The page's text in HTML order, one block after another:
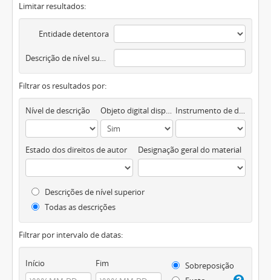
Limitar resultados:
Entidade detentora
Descrição de nível superior
Filtrar os resultados por:
Nível de descrição Objeto digital disponível Instrumento de descrição documental
Estado dos direitos de autor Designação geral do material
Descrições de nível superior
Todas as descrições
Filtrar por intervalo de datas:
Início Fim
Sobreposição